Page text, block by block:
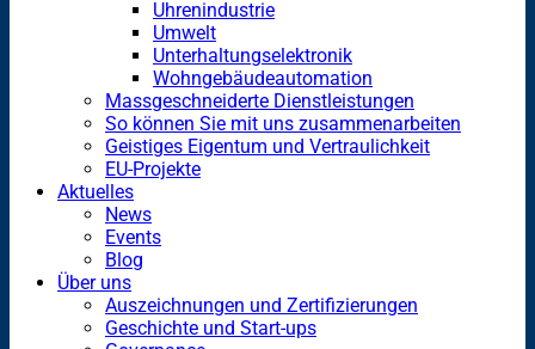
Uhrenindustrie
Umwelt
Unterhaltungselektronik
Wohngebäudeautomation
Massgeschneiderte Dienstleistungen
So können Sie mit uns zusammenarbeiten
Geistiges Eigentum und Vertraulichkeit
EU-Projekte
Aktuelles
News
Events
Blog
Über uns
Auszeichnungen und Zertifizierungen
Geschichte und Start-ups